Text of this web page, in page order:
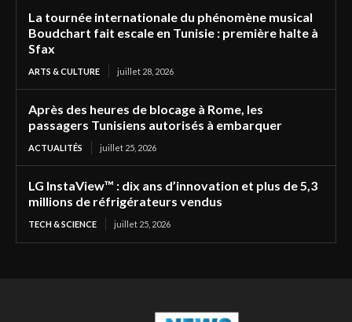
La tournée internationale du phénomène musical
Boudchart fait escale en Tunisie : première halte à
Sfax
ARTS & CULTURE juillet 28, 2026
Après des heures de blocage à Rome, les
passagers Tunisiens autorisés à embarquer
ACTUALITÉS juillet 25, 2026
LG InstaView™ : dix ans d’innovation et plus de 5,3
millions de réfrigérateurs vendus
TECH & SCIENCE juillet 25, 2026